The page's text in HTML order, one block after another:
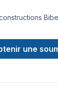
commercial,
Fondations,
Sous-sol
une